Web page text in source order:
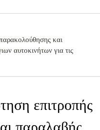
και
αυτοκινήτων για τις
επιτροπής